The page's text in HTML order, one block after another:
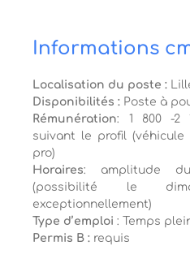
Informations
Localisation du poste :
Disponibilités : Poste à
Rémunération: 1 800 -2
suivant le profil
pro)
Horaires: amplitude
(possibilité le
exceptionnellement)
Type d’emploi : Temps
Permis B : requis